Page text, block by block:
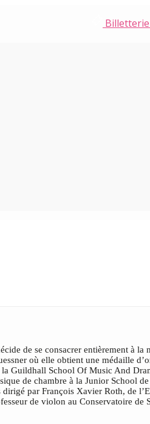
de se consacrer entièrement à
où elle obtient une médaille
Guildhall School Of Music And
de chambre à la Junior School
par François Xavier Roth, de
de violon au Conservatoire de